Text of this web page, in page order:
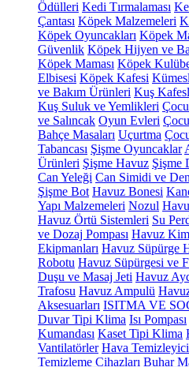
Ödülleri Kedi Tırmalaması
Çantası Köpek Malzemeleri
Köpek Oyuncakları Köpek
Güvenlik Köpek Hijyen ve
Köpek Maması Köpek
Elbisesi Köpek Kafesi
ve Bakım Ürünleri Kuş
Kuş Suluk ve Yemlikleri
ve Salıncak Oyun Evleri
Bahçe Masaları Uçurtma
Tabancası Şişme Oyuncaklar
Ürünleri Şişme Havuz Şişme
Can Yeleği Can Simidi ve
Şişme Bot Havuz Bonesi
Yapı Malzemeleri Nozul
Havuz Örtü Sistemleri Su
ve Dozaj Pompası Havuz
Ekipmanları Havuz Süpürge
Robotu Havuz Süpürgesi ve
Duşu ve Masaj Jeti Havuz
Trafosu Havuz Ampulü
Aksesuarları ISITMA VE
Duvar Tipi Klima Isı Pompası
Kumandası Kaset Tipi Klima
Vantilatörler Hava
Temizleme Cihazları Buhar